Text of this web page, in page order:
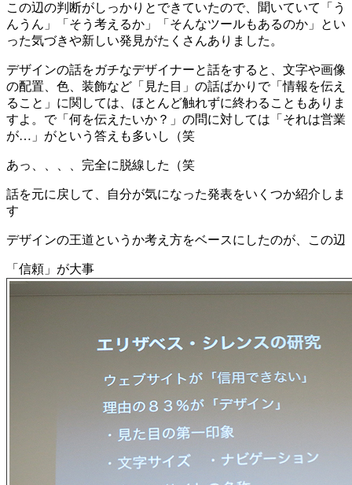
この辺の判断がしっかりとできていたので、聞いていて「う
んうん」「そう考えるか」「そんなツールもあるのか」とい
った気づきや新しい発見がたくさんありました。
デザインの話をガチなデザイナーと話をすると、文字や画像
の配置、色、装飾など「見た目」の話ばかりで「情報を伝え
ること」に関しては、ほとんど触れずに終わることもありま
すよ。で「何を伝えたいか？」の問に対しては「それは営業
が…」がという答えも多いし（笑
あっ、、、、完全に脱線した（笑
話を元に戻して、自分が気になった発表をいくつか紹介しま
す
デザインの王道というか考え方をベースにしたのが、この辺
「信頼」が大事